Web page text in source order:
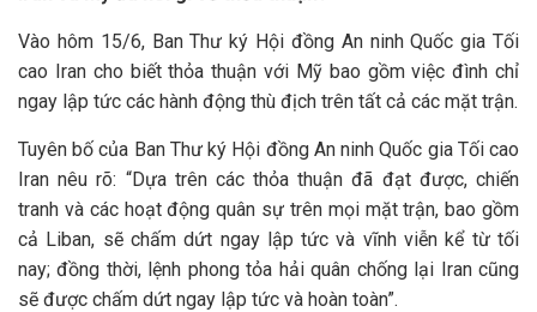
Vào hôm 15/6, Ban Thư ký Hội đồng An ninh Quốc gia Tối
cao Iran cho biết thỏa thuận với Mỹ bao gồm việc đình chỉ
ngay lập tức các hành động thù địch trên tất cả các mặt trận.
Tuyên bố của Ban Thư ký Hội đồng An ninh Quốc gia Tối cao
Iran nêu rõ: “Dựa trên các thỏa thuận đã đạt được, chiến
tranh và các hoạt động quân sự trên mọi mặt trận, bao gồm
cả Liban, sẽ chấm dứt ngay lập tức và vĩnh viễn kể từ tối
nay; đồng thời, lệnh phong tỏa hải quân chống lại Iran cũng
sẽ được chấm dứt ngay lập tức và hoàn toàn”.